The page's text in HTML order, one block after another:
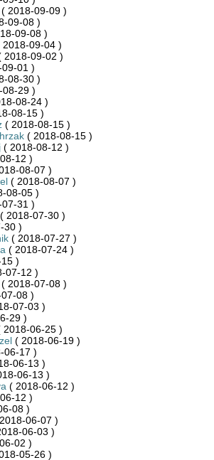
( 2018-09-09 )
09-08 )
09-08 )
2018-09-04 )
2018-09-02 )
01 )
08-30 )
08-29 )
08-24 )
08-15 )
( 2018-08-15 )
( 2018-08-15 )
( 2018-08-12 )
12 )
08-07 )
( 2018-08-07 )
08-05 )
31 )
( 2018-07-30 )
30 )
( 2018-07-27 )
( 2018-07-24 )
)
07-12 )
( 2018-07-08 )
08 )
07-03 )
29 )
2018-06-25 )
( 2018-06-19 )
06-17 )
06-13 )
06-13 )
( 2018-06-12 )
12 )
08 )
06-07 )
06-03 )
02 )
05-26 )